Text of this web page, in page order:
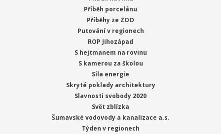
Příběh porcelánu
Příběhy ze ZOO
Putování v regionech
ROP Jihozápad
S hejtmanem na rovinu
S kamerou za školou
Síla energie
Skryté poklady architektury
Slavnosti svobody 2020
Svět zblízka
Šumavské vodovody a kanalizace a.s.
Týden v regionech